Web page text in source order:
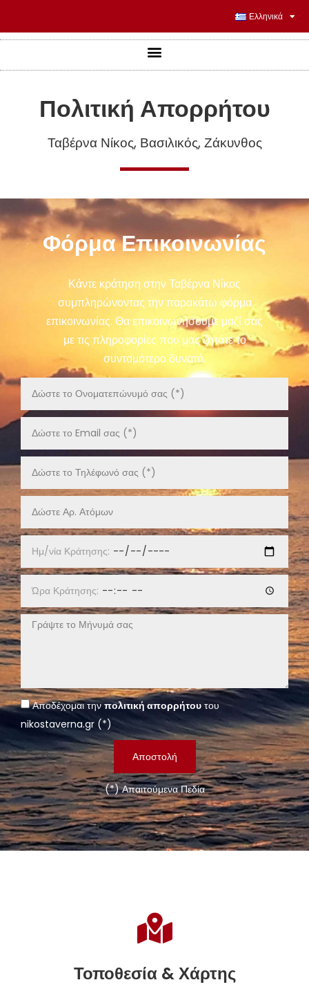
Ελληνικά
Πολιτική Απορρήτου
Ταβέρνα Νίκος, Βασιλικός, Ζάκυνθος
Φόρμα Επικοινωνίας
Κάντε κράτηση στην Ταβέρνα Νίκος
συμπληρώνοντας την παρακάτω φόρμα
επικοινωνίας. Θα επικοινωνήσουμε μαζί σας
με τις πληροφορίες που μας ζητάτε το
συντομότερο δυνατό.
Αποδέχομαι τηνπολιτική απορρήτου του
nikostaverna.gr (*)
Αποστολή
(*) Απαιτούμενα Πεδία
Τοποθεσία & Χάρτης